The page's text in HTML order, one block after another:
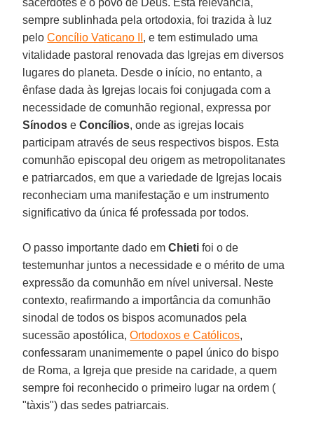
sempre sublinhada pela ortodoxia, foi trazida à luz
peloConcílio Vaticano II , e tem estimulado uma
vitalidade pastoral renovada das Igrejas em diversos
lugares do planeta. Desde o início, no entanto, a
ênfase dada às Igrejas locais foi conjugada com a
necessidade de comunhão regional, expressa por
Sínodos eConcílios, onde as igrejas locais
participam através de seus respectivos bispos. Esta
comunhão episcopal deu origem as metropolitanates
e patriarcados, em que a variedade de Igrejas locais
reconheciam uma manifestação e um instrumento
significativo da única fé professada por todos.
O passo importante dado emChieti foi o de
testemunhar juntos a necessidade e o mérito de uma
expressão da comunhão em nível universal. Neste
contexto, reafirmando a importância da comunhão
sinodal de todos os bispos acomunados pela
sucessão apostólica,Ortodoxos e Católicos,
confessaram unanimemente o papel único do bispo
de Roma, a Igreja que preside na caridade, a quem
sempre foi reconhecido o primeiro lugar na ordem (
"tàxis") das sedes patriarcais.